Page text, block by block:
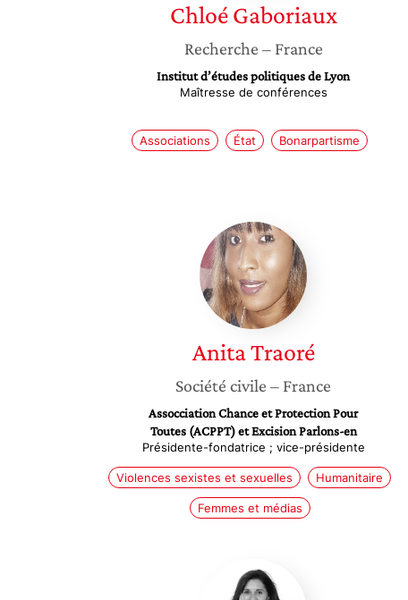
Chloé Gaboriaux
Recherche – France
Institut d’études politiques de Lyon
Maîtresse de conférences
Associations État Bonarpartisme
Anita
Traoré
AnitaTraoré
Société civile – France
Assocciation Chance et Protection Pour
Toutes (ACPPT) et Excision Parlons-en
Présidente-fondatrice ; vice-présidente
Violences sexistes et sexuelles Humanitaire
Femmes et médias
Maria
Retamales